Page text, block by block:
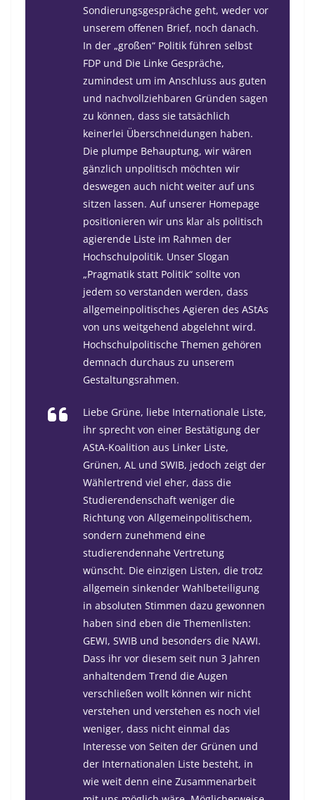
Sondierungsgespräche geht, weder vor
unserem offenen Brief, noch danach.
In der „großen“ Politik führen selbst
FDP und Die Linke Gespräche,
zumindest um im Anschluss aus guten
und nachvollziehbaren Gründen sagen
zu können, dass sie tatsächlich
keinerlei Überschneidungen haben.
Die plumpe Behauptung, wir wären
gänzlich unpolitisch möchten wir
deswegen auch nicht weiter auf uns
sitzen lassen. Auf unserer Homepage
positionieren wir uns klar als politisch
agierende Liste im Rahmen der
Hochschulpolitik. Unser Slogan
„Pragmatik statt Politik“ sollte von
jedem so verstanden werden, dass
allgemeinpolitisches Agieren des AStAs
von uns weitgehend abgelehnt wird.
Hochschulpolitische Themen gehören
demnach durchaus zu unserem
Gestaltungsrahmen.
Liebe Grüne, liebe Internationale Liste,
ihr sprecht von einer Bestätigung der
AStA-Koalition aus Linker Liste,
Grünen, AL und SWIB, jedoch zeigt der
Wählertrend viel eher, dass die
Studierendenschaft weniger die
Richtung von Allgemeinpolitischem,
sondern zunehmend eine
studierendennahe Vertretung
wünscht. Die einzigen Listen, die trotz
allgemein sinkender Wahlbeteiligung
in absoluten Stimmen dazu gewonnen
haben sind eben die Themenlisten:
GEWI, SWIB und besonders die NAWI.
Dass ihr vor diesem seit nun 3 Jahren
anhaltendem Trend die Augen
verschließen wollt können wir nicht
verstehen und verstehen es noch viel
weniger, dass nicht einmal das
Interesse von Seiten der Grünen und
der Internationalen Liste besteht, in
wie weit denn eine Zusammenarbeit